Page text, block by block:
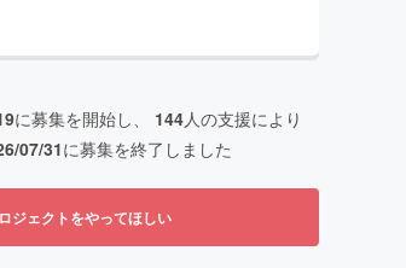
に募集を開始し、 144人の支援により
07/31に募集を終了しました
ジェクトをやってほしい